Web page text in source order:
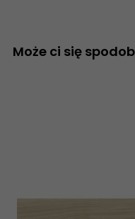
Może ci się